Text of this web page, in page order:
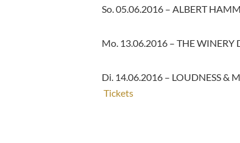
So. 05.06.2016 – ALBERT
Mo. 13.06.2016 – THE WINERY
Di. 14.06.2016 – LOUDNESS &
Tickets